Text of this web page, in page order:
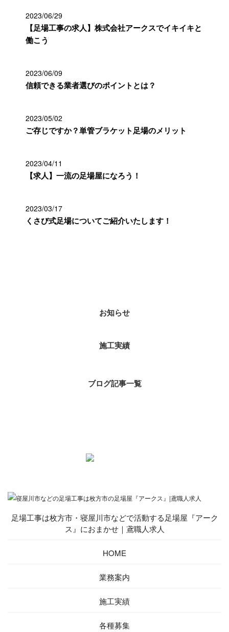
2023/06/29
【足場工事の求人】株式会社アークスでイキイキと
働こう
2023/06/09
信頼できる業者選びのポイントとは？
2023/05/02
ご存じですか？単管ブラケット足場のメリット
2023/04/11
【求人】一流の足場屋になろう！
2023/03/17
くさび式足場についてご紹介いたします！
お知らせ
施工実績
ブログ記事一覧
足場工事は枚方市・寝屋川市などで活動する足場屋『アーク
ス』におまかせ｜鳶職人求人
HOME
業務案内
施工実績
各種募集